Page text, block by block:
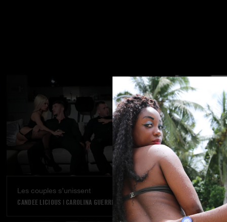
Les couples s’unissent
CANDEE LICIOUS | CAROLINA GUERRERO
Rêve réalisé
VANNA BARDOT